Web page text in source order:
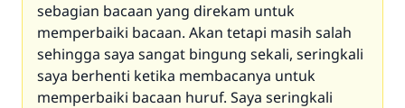
sebagian bacaan yang direkam untuk
memperbaiki bacaan. Akan tetapi masih salah
sehingga saya sangat bingung sekali, seringkali
saya berhenti ketika membacanya untuk
memperbaiki bacaan huruf. Saya seringkali